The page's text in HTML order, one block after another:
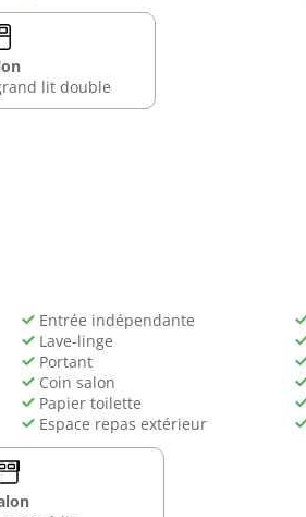
lit double
Entrée indépendante
Lave-linge
Portant
Coin salon
Papier toilette
Espace repas extérieur